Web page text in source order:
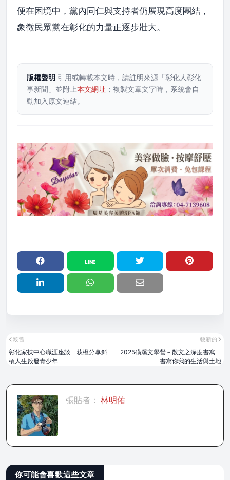
便在困境中，黨內同仁與支持者仍展現高度團結，
象徵民眾黨在彰化的力量正逐步壯大。
版權聲明 引用或轉載本文時，請註明來源「彰化人彰化
事新聞」並附上本文網址 ；複製文章文字時，系統會自
動加入原文連結。
較新的
2025磺溪文學營－散文之深度書寫
書寫你我的生活與土地
較舊
彰化家扶中心職涯座談 萩橙分享斜
槓人生啟發青少年
張貼者： 林明佑
你可能會喜歡這些文章